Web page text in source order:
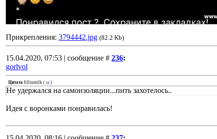
Прикрепления: 3794442.jpg (82.2 Kb)
15.04.2020, 07:53 | сообщение # 236:
gorlvol
Цитата fillinmilk ( )
Не удержался на самоизоляции...пить захотелось..
Идея с воронками понравилась!